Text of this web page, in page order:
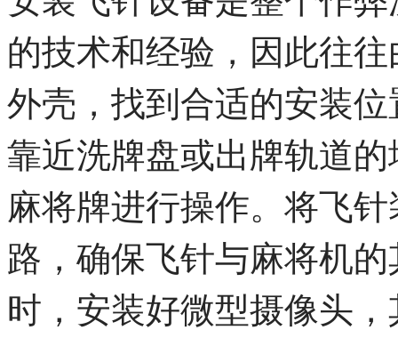
的技术和经验，因此往
外壳，找到合适的安装
靠近洗牌盘或出牌轨道
麻将牌进行操作。将飞
路，确保飞针与麻将机
时，安装好微型摄像头